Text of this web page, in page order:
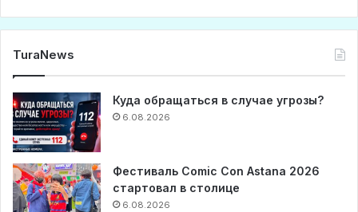
TuraNews
Куда обращаться в случае угрозы?
6.08.2026
Фестиваль Comic Con Astana 2026
стартовал в столице
6.08.2026